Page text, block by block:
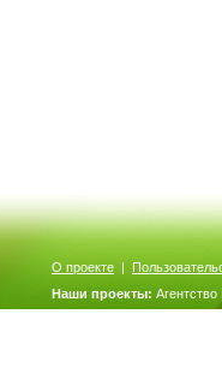
О проекте |
Наши проекты: